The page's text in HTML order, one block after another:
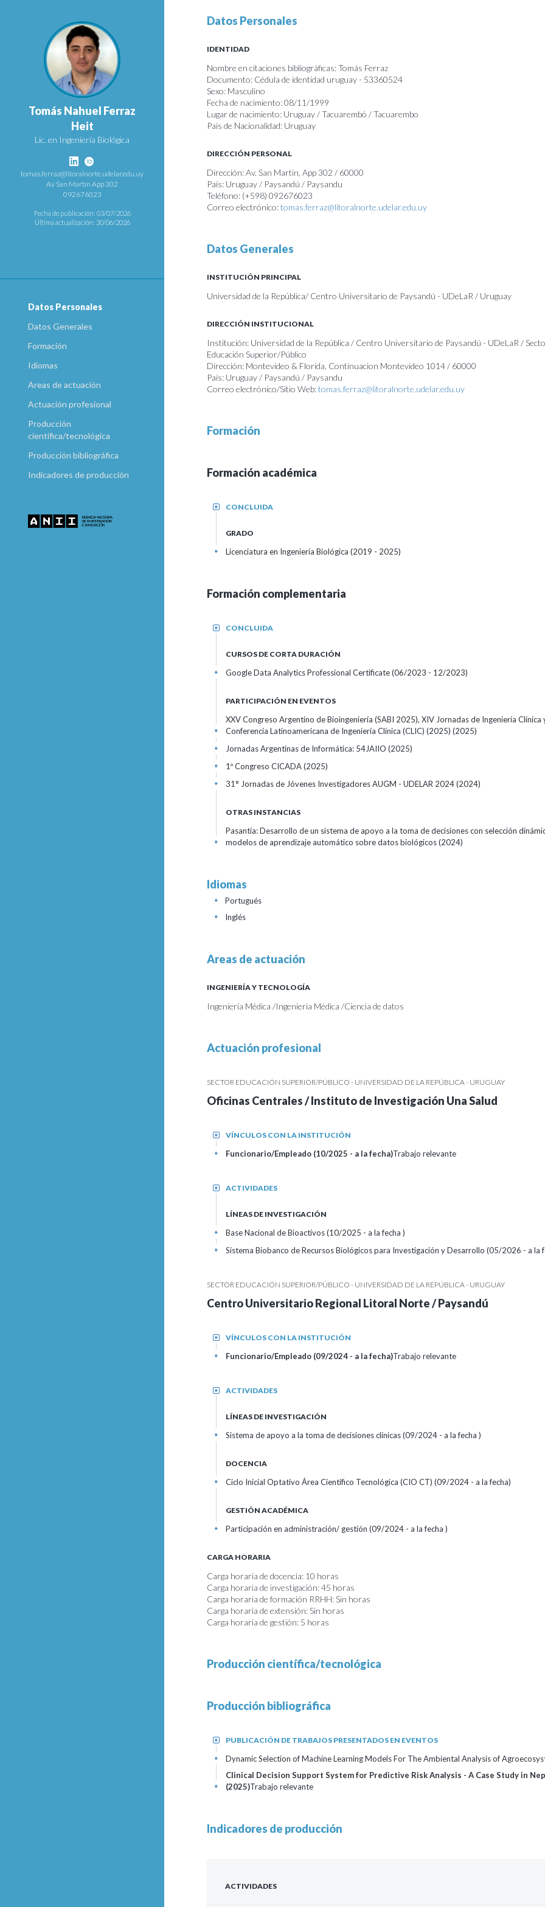
Tomás Nahuel Ferraz
Heit
Lic. en Ingeniería Biológica
tomas.ferraz@litoralnorte.udelar.edu.uy
Av San Martín App 302
092676023
Fecha de publicación: 03/07/2026
Última actualización: 30/06/2026
Datos Personales
Datos Generales
Formación
Idiomas
Areas de actuación
Actuación profesional
Producción
científica/tecnológica
Producción bibliográfica
Indicadores de producción
Datos Personales
IDENTIDAD
Nombre en citaciones bibliográficas: Tomás Ferraz
Documento: Cédula de identidad uruguay - 53360524
Sexo: Masculino
Fecha de nacimiento: 08/11/1999
Lugar de nacimiento: Uruguay / Tacuarembó / Tacuarembo
País de Nacionalidad: Uruguay
DIRECCIÓN PERSONAL
Dirección: Av. San Martin, App 302 / 60000
País: Uruguay / Paysandú / Paysandu
Teléfono: (+598) 092676023
Correo electrónico:tomas.ferraz@litoralnorte.udelar.edu.uy
Datos Generales
INSTITUCIÓN PRINCIPAL
Universidad de la República/ Centro Universitario de Paysandú - UDeLaR / Uruguay
DIRECCIÓN INSTITUCIONAL
Institución: Universidad de la República / Centro Universitario de Paysandú - UDeLaR /
Educación Superior/Público
Dirección: Montevideo & Florida, Continuacion Montevideo 1014 / 60000
País: Uruguay / Paysandú / Paysandu
Correo electrónico/Sitio Web:tomas.ferraz@litoralnorte.udelar.edu.uy
Formación
Formación académica
CONCLUIDA
+
GRADO
Licenciatura en Ingeniería Biológica (2019 - 2025)
+
Formación complementaria
CONCLUIDA
+
CURSOS DE CORTA DURACIÓN
Google Data Analytics Professional Certificate(06/2023 - 12/2023)
+
PARTICIPACIÓN EN EVENTOS
XXV Congreso Argentino de Bioingeniería (SABI 2025), XIV Jornadas de Ingeniería Clínica
Conferencia Latinoamericana de Ingeniería Clínica (CLIC) (2025) (2025)
+
Jornadas Argentinas de Informática: 54JAIIO (2025)
+
1º Congreso CICADA(2025)
+
31° Jornadas de Jóvenes Investigadores AUGM - UDELAR 2024(2024)
+
OTRAS INSTANCIAS
Pasantía: Desarrollo de un sistema de apoyo a la toma de decisiones con selección
modelos de aprendizaje automático sobre datos biológicos(2024)
+
Idiomas
Portugués
+
Inglés
+
Areas de actuación
INGENIERÍA Y TECNOLOGÍA
Ingeniería Médica /Ingeniería Médica /Ciencia de datos
Actuación profesional
SECTOR EDUCACIÓN SUPERIOR/PÚBLICO - UNIVERSIDAD DE LA REPÚBLICA - URUGUAY
Oficinas Centrales / Instituto de Investigación Una Salud
VÍNCULOS CON LA INSTITUCIÓN
+
Funcionario/Empleado (10/2025 - a la fecha)Trabajo relevante
+
ACTIVIDADES
+
LÍNEAS DE INVESTIGACIÓN
Base Nacional de Bioactivos (10/2025 - a la fecha )
+
Sistema Biobanco de Recursos Biológicos para Investigación y Desarrollo (05/2026 - a la
+
SECTOR EDUCACIÓN SUPERIOR/PÚBLICO - UNIVERSIDAD DE LA REPÚBLICA - URUGUAY
Centro Universitario Regional Litoral Norte / Paysandú
VÍNCULOS CON LA INSTITUCIÓN
+
Funcionario/Empleado (09/2024 - a la fecha)Trabajo relevante
+
ACTIVIDADES
+
LÍNEAS DE INVESTIGACIÓN
Sistema de apoyo a la toma de decisiones clínicas (09/2024 - a la fecha )
+
DOCENCIA
Ciclo Inicial Optativo Área Científico Tecnológica (CIO CT) (09/2024 - a la fecha)
+
GESTIÓN ACADÉMICA
Participación en administración/ gestión (09/2024 - a la fecha )
+
CARGA HORARIA
Carga horaria de docencia: 10 horas
Carga horaria de investigación: 45 horas
Carga horaria de formación RRHH: Sin horas
Carga horaria de extensión: Sin horas
Carga horaria de gestión: 5 horas
Producción científica/tecnológica
Producción bibliográfica
PUBLICACIÓN DE TRABAJOS PRESENTADOS EN EVENTOS
+
Dynamic Selection of Machine Learning Models For The Ambiental Analysis of
+
Clinical Decision Support System for Predictive Risk Analysis - A Case Study in
(2025)Trabajo relevante
+
Indicadores de producción
ACTIVIDADES